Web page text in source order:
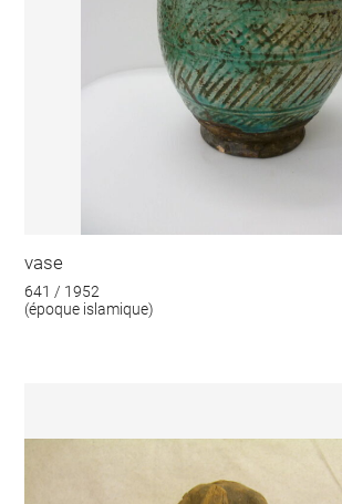
vase
641 / 1952
(époque islamique)